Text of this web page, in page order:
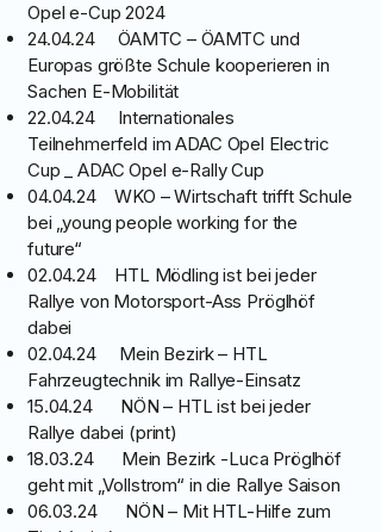
Opel e-Cup 2024
24.04.24 ÖAMTC – ÖAMTC und
Europas größte Schule kooperieren in
Sachen E-Mobilität
22.04.24 Internationales
Teilnehmerfeld im ADAC Opel Electric
Cup _ ADAC Opel e-Rally Cup
04.04.24 WKO – Wirtschaft trifft Schule
bei „young people working for the
future“
02.04.24 HTL Mödling ist bei jeder
Rallye von Motorsport-Ass Pröglhöf
dabei
02.04.24 Mein Bezirk – HTL
Fahrzeugtechnik im Rallye-Einsatz
15.04.24 NÖN – HTL ist bei jeder
Rallye dabei (print)
18.03.24 Mein Bezirk -Luca Pröglhöf
geht mit „Vollstrom“ in die Rallye Saison
06.03.24 NÖN – Mit HTL-Hilfe zum